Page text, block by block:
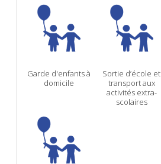
Garde d'enfants à
domicile
Sortie d’école et
transport aux
activités extra-
scolaires